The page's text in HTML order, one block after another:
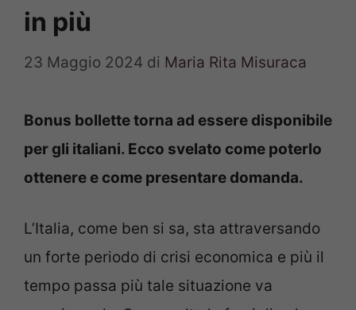
in più
23 Maggio 2024 di Maria Rita Misuraca
Bonus bollette torna ad essere disponibile
per gli italiani. Ecco svelato come poterlo
ottenere e come presentare domanda.
L’Italia, come ben si sa, sta attraversando
un forte periodo di crisi economica e più il
tempo passa più tale situazione va